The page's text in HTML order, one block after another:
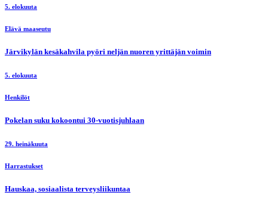
5. elokuuta
Elävä maaseutu
Järvikylän kesäkahvila pyöri neljän nuoren yrittäjän voimin
5. elokuuta
Henkilöt
Pokelan suku kokoontui 30-vuotisjuhlaan
29. heinäkuuta
Harrastukset
Hauskaa, sosiaalista terveysliikuntaa